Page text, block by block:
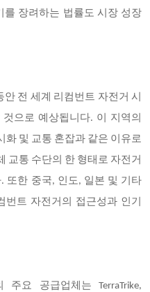
를 장려하는 법률도 시장 성장
전 세계 리컴번트 자전거 시
것으로 예상됩니다. 이 지역의
화 및 교통 혼잡과 같은 이유로
교통 수단의 한 형태로 자전거
또한 중국, 인도, 일본 및 기타
트 자전거의 접근성과 인기
주요 공급업체는 TerraTrike,